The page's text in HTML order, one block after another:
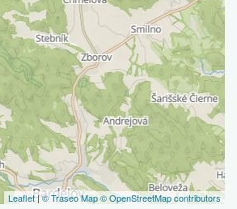
Leaflet|© Traseo Map© OpenStreetMap contributors